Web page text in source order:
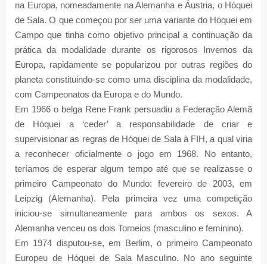
na Europa, nomeadamente na Alemanha e Áustria, o Hóquei
de Sala. O que começou por ser uma variante do Hóquei em
Campo que tinha como objetivo principal a continuação da
prática da modalidade durante os rigorosos Invernos da
Europa, rapidamente se popularizou por outras regiões do
planeta constituindo-se como uma disciplina da modalidade,
com Campeonatos da Europa e do Mundo.
Em 1966 o belga Rene Frank persuadiu a Federação Alemã
de Hóquei a ‘ceder’ a responsabilidade de criar e
supervisionar as regras de Hóquei de Sala à FIH, a qual viria
a reconhecer oficialmente o jogo em 1968. No entanto,
teríamos de esperar algum tempo até que se realizasse o
primeiro Campeonato do Mundo: fevereiro de 2003, em
Leipzig (Alemanha). Pela primeira vez uma competição
iniciou-se simultaneamente para ambos os sexos. A
Alemanha venceu os dois Torneios (masculino e feminino).
Em 1974 disputou-se, em Berlim, o primeiro Campeonato
Europeu de Hóquei de Sala Masculino. No ano seguinte